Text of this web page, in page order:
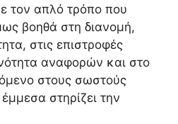
τον απλό τρόπο που
βοηθά στη διανομή,
στις επιστροφές
αναφορών και στο
στους σωστούς
στηρίζει την